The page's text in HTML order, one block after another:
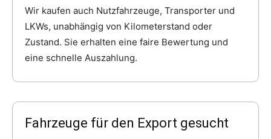
Wir kaufen auch Nutzfahrzeuge, Transporter und
LKWs, unabhängig von Kilometerstand oder
Zustand. Sie erhalten eine faire Bewertung und
eine schnelle Auszahlung.
Fahrzeuge für den Export gesucht